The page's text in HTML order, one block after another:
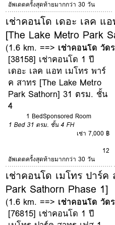
อัพเดตครั้งสุดท้ายมากกว่า 30 วัน
เช่าคอนโด เดอะ เลค แ
[The Lake Metro Park
(1.6 km. ==> เช่าคอนโด วัด
[38158] เช่าคอนโด 1 ปี
เดอะ เลค แอท เมโทร พาร์
ค สาทร [The Lake Metro
Park Sathorn] 31 ตรม. ชั้น
4
1 BedSponsored Room
1 Bed 31 ตรม. ชั้น 4 FH
เช่า 7,000 ฿
12
อัพเดตครั้งสุดท้ายมากกว่า 30 วัน
เช่าคอนโด เมโทร ปาร์ค
Park Sathorn Phase 1]
(1.6 km. ==> เช่าคอนโด วัด
[76815] เช่าคอนโด 1 ปี